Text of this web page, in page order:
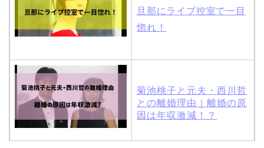
旦那にライブ控室で一目
惚れ！
菊池桃子と元夫・西川哲
との離婚理由｜離婚の原
因は年収激減！？